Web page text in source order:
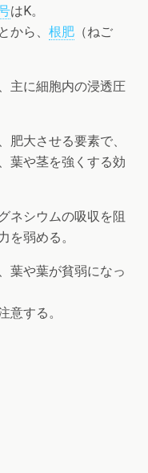
はK。
から、 根肥 （ねご
主に細胞内の浸透圧
肥大させる要素で、
葉や茎を強くする効
ネシウムの吸収を阻
を弱める。
葉や葉が貧弱になっ
意する。